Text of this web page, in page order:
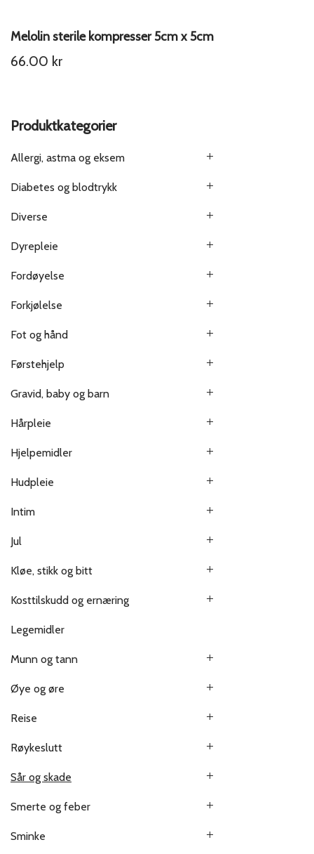
Melolin sterile kompresser 5cm x 5cm
66.00 kr
Produktkategorier
Allergi, astma og eksem
Diabetes og blodtrykk
Diverse
Dyrepleie
Fordøyelse
Forkjølelse
Fot og hånd
Førstehjelp
Gravid, baby og barn
Hårpleie
Hjelpemidler
Hudpleie
Intim
Jul
Kløe, stikk og bitt
Kosttilskudd og ernæring
Legemidler
Munn og tann
Øye og øre
Reise
Røykeslutt
Sår og skade
Smerte og feber
Sminke